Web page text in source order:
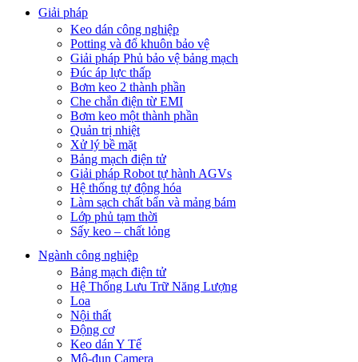
Giải pháp
Keo dán công nghiệp
Potting và đổ khuôn bảo vệ
Giải pháp Phủ bảo vệ bảng mạch
Đúc áp lực thấp
Bơm keo 2 thành phần
Che chắn điện từ EMI
Bơm keo một thành phần
Quản trị nhiệt
Xử lý bề mặt
Bảng mạch điện tử
Giải pháp Robot tự hành AGVs
Hệ thống tự động hóa
Làm sạch chất bẩn và mảng bám
Lớp phủ tạm thời
Sấy keo – chất lỏng
Ngành công nghiệp
Bảng mạch điện tử
Hệ Thống Lưu Trữ Năng Lượng
Loa
Nội thất
Động cơ
Keo dán Y Tế
Mô-đun Camera